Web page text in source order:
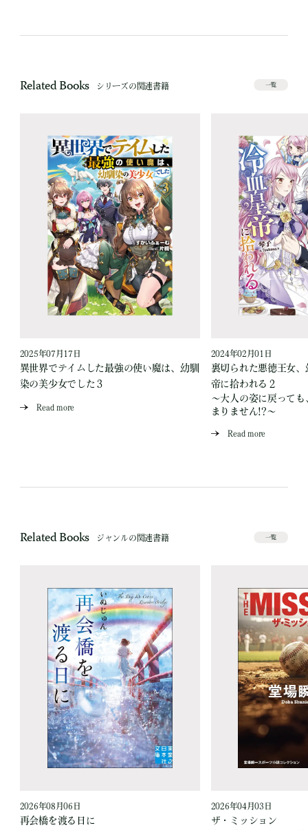
Related Books シリーズの関連書籍 一覧
2025年07月17日
異世界でテイムした最強の使い魔は、幼馴
染の美少女でした３
Read more
2024年02月01日
裏切られた悪徳王女
帝に拾われる２
～大人の姿に戻って
まりません!?～
Read more
Related Books ジャンルの関連書籍 一覧
2026年08月06日
再会橋を渡る日に
2026年04月03日
ザ・ミッション